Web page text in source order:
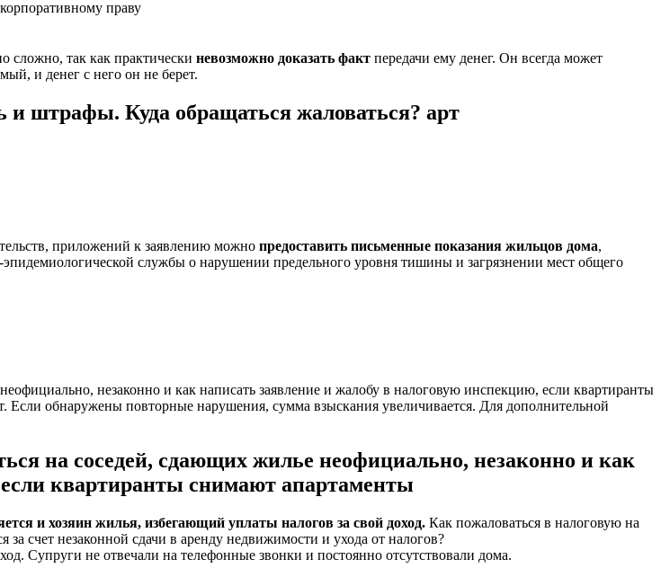
праву
сложно, так как практически невозможно доказать факт передачи ему денег. Он всегда может
и денег с него он не берет.
и штрафы. Куда обращаться жаловаться? арт
приложений к заявлению можно предоставить письменные показания жильцов дома,
службы о нарушении предельного уровня тишины и загрязнении мест общего
незаконно и как написать заявление и жалобу в налоговую инспекцию, если квартиранты
обнаружены повторные нарушения, сумма взыскания увеличивается. Для дополнительной
на соседей, сдающих жилье неофициально, незаконно и как
квартиранты снимают апартаменты
и хозяин жилья, избегающий уплаты налогов за свой доход. Как пожаловаться в налоговую на
счет незаконной сдачи в аренду недвижимости и ухода от налогов?
Супруги не отвечали на телефонные звонки и постоянно отсутствовали дома.